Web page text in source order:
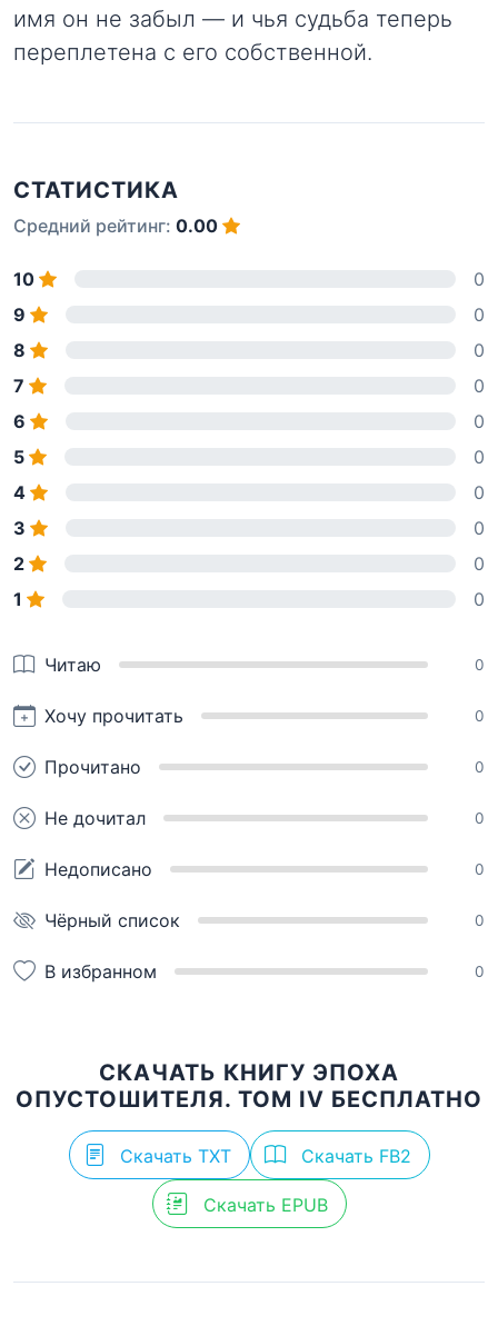
имя он не забыл — и чья судьба теперь
переплетена с его собственной.
СТАТИСТИКА
Средний рейтинг: 0.00
10
0
9
0
8
0
7
0
6
0
5
0
4
0
3
0
2
0
1
0
Читаю 0
Хочу прочитать 0
Прочитано 0
Не дочитал 0
Недописано 0
Чёрный список 0
В избранном 0
СКАЧАТЬ КНИГУ ЭПОХА
ОПУСТОШИТЕЛЯ. ТОМ IV БЕСПЛАТНО
Скачать TXT Скачать FB2
Скачать EPUB